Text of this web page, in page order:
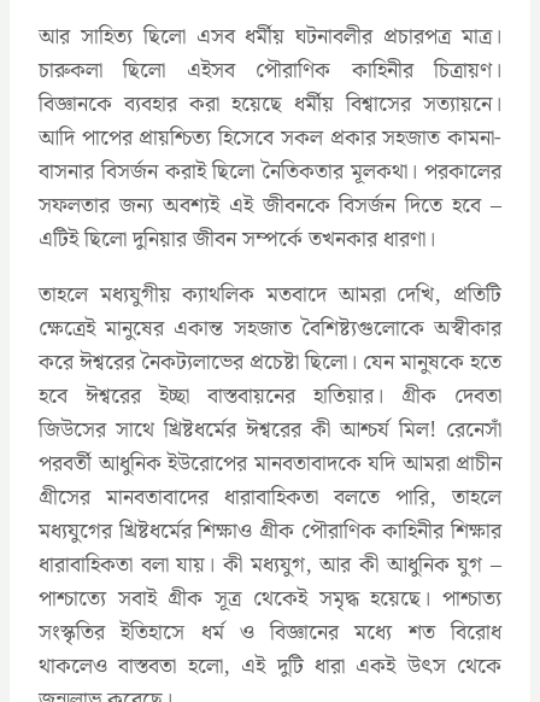
আর সাহিত্য ছিলো এসব ধর্মীয় ঘটনাবলীর প্রচারপত্র মাত্র।
চারুকলা ছিলো এইসব পৌরাণিক কাহিনীর চিত্রায়ণ।
বিজ্ঞানকে ব্যবহার করা হয়েছে ধর্মীয় বিশ্বাসের সত্যায়নে।
আদি পাপের প্রায়শ্চিত্য হিসেবে সকল প্রকার সহজাত কামনা-
বাসনার বিসর্জন করাই ছিলো নৈতিকতার মূলকথা। পরকালের
সফলতার জন্য অবশ্যই এই জীবনকে বিসর্জন দিতে হবে –
এটিই ছিলো দুনিয়ার জীবন সম্পর্কে তখনকার ধারণা।
তাহলে মধ্যযুগীয় ক্যাথলিক মতবাদে আমরা দেখি, প্রতিটি
ক্ষেত্রেই মানুষের একান্ত সহজাত বৈশিষ্ট্যগুলোকে অস্বীকার
করে ঈশ্বরের নৈকট্যলাভের প্রচেষ্টা ছিলো। যেন মানুষকে হতে
হবে ঈশ্বরের ইচ্ছা বাস্তবায়নের হাতিয়ার। গ্রীক দেবতা
জিউসের সাথে খ্রিষ্টধর্মের ঈশ্বরের কী আশ্চর্য মিল‍! রেনেসাঁ
পরবর্তী আধুনিক ইউরোপের মানবতাবাদকে যদি আমরা প্রাচীন
গ্রীসের মানবতাবাদের ধারাবাহিকতা বলতে পারি, তাহলে
মধ্যযুগের খ্রিষ্টধর্মের শিক্ষাও গ্রীক পৌরাণিক কাহিনীর শিক্ষার
ধারাবাহিকতা বলা যায়। কী মধ্যযুগ, আর কী আধুনিক যুগ –
পাশ্চাত্যে সবাই গ্রীক সূত্র থেকেই সমৃদ্ধ হয়েছে। পাশ্চাত্য
সংস্কৃতির ইতিহাসে ধর্ম ও বিজ্ঞানের মধ্যে শত বিরোধ
থাকলেও বাস্তবতা হলো, এই দুটি ধারা একই উৎস থেকে